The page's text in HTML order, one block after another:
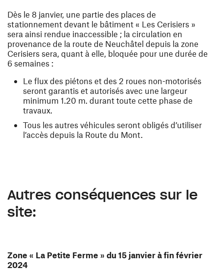
Dès le 8 janvier, une partie des places de
stationnement devant le bâtiment « Les Cerisiers »
sera ainsi rendue inaccessible ; la circulation en
provenance de la route de Neuchâtel depuis la zone
Cerisiers sera, quant à elle, bloquée pour une durée de
6 semaines :
Le flux des piétons et des 2 roues non-motorisés
seront garantis et autorisés avec une largeur
minimum 1.20 m. durant toute cette phase de
travaux.
Tous les autres véhicules seront obligés d’utiliser
l’accès depuis la Route du Mont.
Autres conséquences sur le
site:
Zone « La Petite Ferme » du 15 janvier à fin février
2024